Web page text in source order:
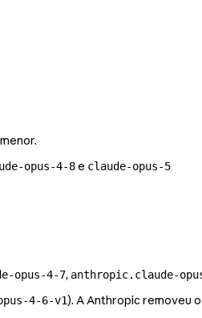
opus-4-8e claude-opus-5
opus-4-7, anthropic.claude-
4-6-v1). A Anthropic removeu